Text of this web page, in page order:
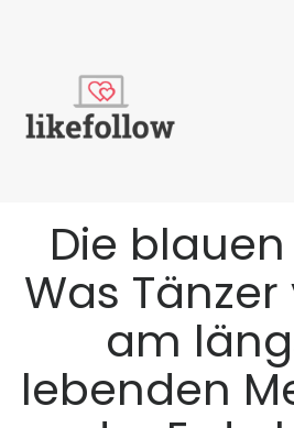
Die
Was
am
lebenden